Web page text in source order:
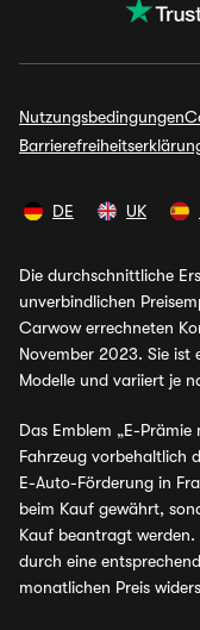
Nutzungsbedingungen
DE UK
Die durchschnittliche
unverbindlichen
Carwow errechneten
November 2023. Sie ist
Modelle und variiert je
Das Emblem „E-
Fahrzeug vorbehaltlich
E-Auto-Förderung in
beim Kauf gewährt,
Kauf beantragt werden.
durch eine
monatlichen Preis